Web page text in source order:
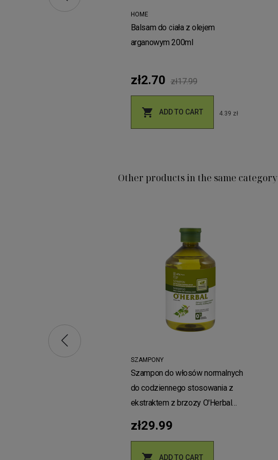
HOME
Balsam do ciała z olejem
arganowym 200ml
zł2.70 zł17.99
 ADD TO CART 4.39 zł
Other products in the same category
SZAMPONY
Szampon do włosów normalnych
do codziennego stosowania z
ekstraktem z brzozy O'Herbal
zł29.99
ADD TO CART